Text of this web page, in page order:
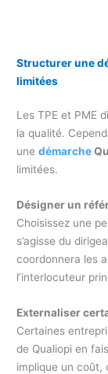
Structurer une
limitées
Les TPE et PME
la qualité.
unedémarche
limitées.
Désigner un
Choisissez une
s’agisse du
coordonnera les
l’interlocuteur
Externaliser
Certaines
de Qualiopi en
implique un coût,